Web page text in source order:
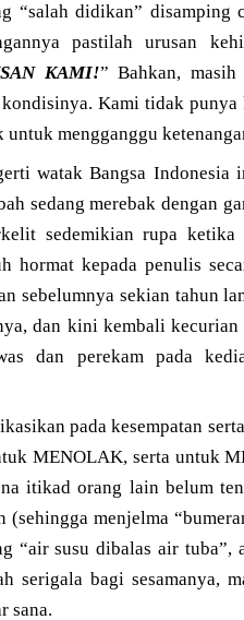
“salah didikan” disamping
pastilah urusan
KAMI!” Bahkan, masih
Kami tidak
mengganggu
watak Bangsa Indonesia
sedang merebak dengan
sedemikian rupa ketika
hormat kepada penulis
sebelumnya sekian tahun
dan kini kembali
dan perekam pada
pada kesempatan
MENOLAK, serta untuk
itikad orang lain belum
menjelma
“air susu dibalas air tuba”,
serigala bagi sesamanya,
sana.